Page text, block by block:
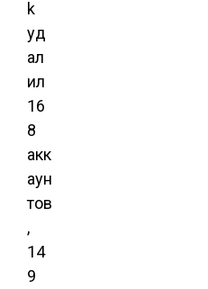
k
уд
ал
ил
16
8
акк
аун
тов
,
14
9